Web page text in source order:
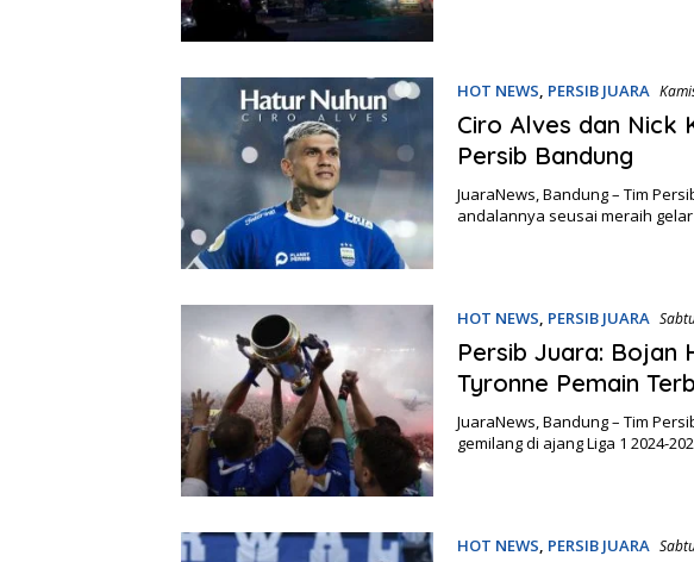
HOT NEWS, PERSIB JUARA
Ciro Alves dan Nick
Persib Bandung
JuaraNews, Bandung – Tim
andalannya seusai meraih
HOT NEWS, PERSIB JUARA
Persib Juara: Bojan
Tyronne Pemain
JuaraNews, Bandung – Tim
gemilang di ajang Liga 1 2024-
HOT NEWS, PERSIB JUARA